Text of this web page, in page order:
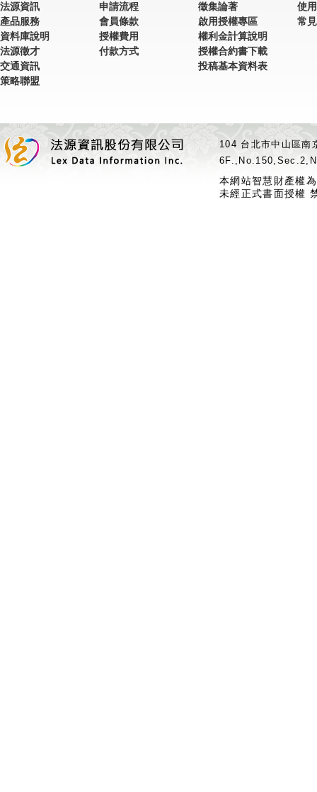
法源資訊
產品服務
資料庫說明
法源徵才
交通資訊
策略聯盟
申請流程
會員條款
授權費用
付款方式
徵集論著
啟用授權專區
權利金計算說明
授權合約書下載
投稿基本資料表
使
常
104 台北市中山區
本網站智慧財產權
未經正式書面授權